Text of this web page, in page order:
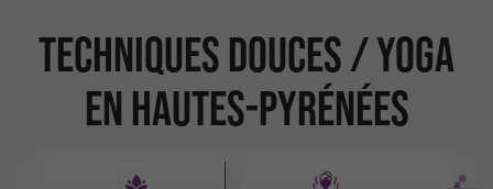
Techniques Douces / Yoga
en Hautes-Pyrénées